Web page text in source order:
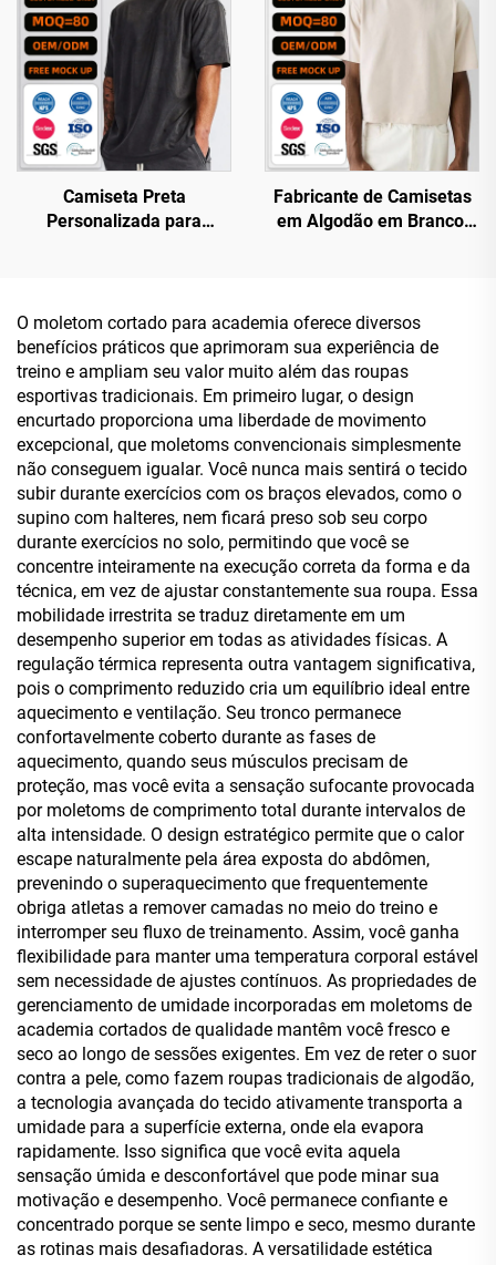
Aplicados e Bordado, com
Zíper
Estampa e Bordado, com
Emblema Bordado
Camiseta Preta
Personalizada para
Boxy e Oversized, para
Homens
Fabricante de Camisetas
em Algodão em Branco,
Qualidade para Homens
O moletom cortado para academia oferece diversos
benefícios práticos que aprimoram sua experiência de
treino e ampliam seu valor muito além das roupas
esportivas tradicionais. Em primeiro lugar, o design
encurtado proporciona uma liberdade de movimento
excepcional, que moletoms convencionais simplesmente
não conseguem igualar. Você nunca mais sentirá o tecido
subir durante exercícios com os braços elevados, como o
supino com halteres, nem ficará preso sob seu corpo
durante exercícios no solo, permitindo que você se
concentre inteiramente na execução correta da forma e da
técnica, em vez de ajustar constantemente sua roupa. Essa
mobilidade irrestrita se traduz diretamente em um
desempenho superior em todas as atividades físicas. A
regulação térmica representa outra vantagem significativa,
pois o comprimento reduzido cria um equilíbrio ideal entre
aquecimento e ventilação. Seu tronco permanece
confortavelmente coberto durante as fases de
aquecimento, quando seus músculos precisam de
proteção, mas você evita a sensação sufocante provocada
por moletoms de comprimento total durante intervalos de
alta intensidade. O design estratégico permite que o calor
escape naturalmente pela área exposta do abdômen,
prevenindo o superaquecimento que frequentemente
obriga atletas a remover camadas no meio do treino e
interromper seu fluxo de treinamento. Assim, você ganha
flexibilidade para manter uma temperatura corporal estável
sem necessidade de ajustes contínuos. As propriedades de
gerenciamento de umidade incorporadas em moletoms de
academia cortados de qualidade mantêm você fresco e
seco ao longo de sessões exigentes. Em vez de reter o suor
contra a pele, como fazem roupas tradicionais de algodão,
a tecnologia avançada do tecido ativamente transporta a
umidade para a superfície externa, onde ela evapora
rapidamente. Isso significa que você evita aquela
sensação úmida e desconfortável que pode minar sua
motivação e desempenho. Você permanece confiante e
concentrado porque se sente limpo e seco, mesmo durante
as rotinas mais desafiadoras. A versatilidade estética